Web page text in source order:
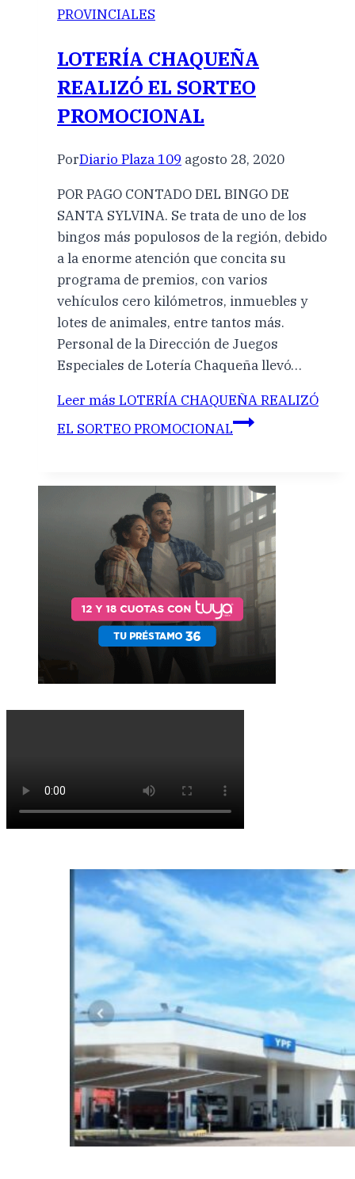
PROVINCIALES
LOTERÍA CHAQUEÑA
REALIZÓ EL SORTEO
PROMOCIONAL
PorDiario Plaza 109 agosto 28, 2020
POR PAGO CONTADO DEL BINGO DE
SANTA SYLVINA. Se trata de uno de los
bingos más populosos de la región, debido
a la enorme atención que concita su
programa de premios, con varios
vehículos cero kilómetros, inmuebles y
lotes de animales, entre tantos más.
Personal de la Dirección de Juegos
Especiales de Lotería Chaqueña llevó…
Leer más LOTERÍA CHAQUEÑA REALIZÓ
EL SORTEO PROMOCIONAL